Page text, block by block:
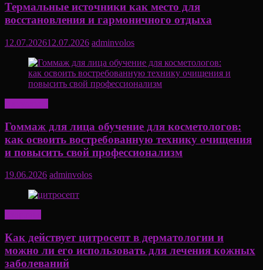
Термальные источники как место для
восстановления и гармоничного отдыха
12.07.202612.07.2026 adminvolos
Гоммаж для лица обучение для косметологов:
как освоить востребованную технику очищения
и повысить свой профессионализм
19.06.2026 adminvolos
Как действует цитросепт в дерматологии и
можно ли его использовать для лечения кожных
заболеваний